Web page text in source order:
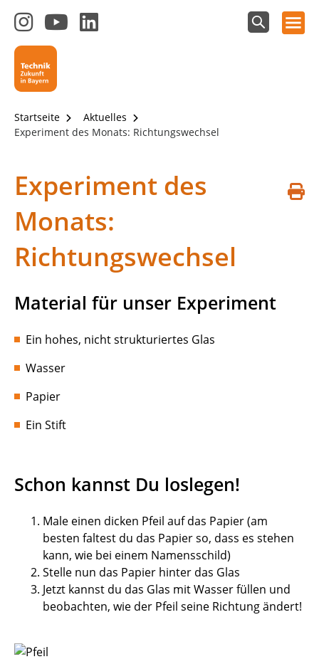
Technik - Zukunft in Bayern
Zum
Instagram-
Kanal
von
Technik-
in
Bayern
Zum
YouTube-LinkedIn-
Suchfeld
Hauptnavigation öffnen
Startseite
Aktuelles
Experiment des Monats: Richtungswechsel
Experiment des
Monats:
Richtungswechsel
Material für unser Experiment
Ein hohes, nicht strukturiertes Glas
Wasser
Papier
Ein Stift
Schon kannst Du loslegen!
Male einen dicken Pfeil auf das Papier (am
besten faltest du das Papier so, dass es stehen
kann, wie bei einem Namensschild)
Stelle nun das Papier hinter das Glas
Jetzt kannst du das Glas mit Wasser füllen und
beobachten, wie der Pfeil seine Richtung ändert!